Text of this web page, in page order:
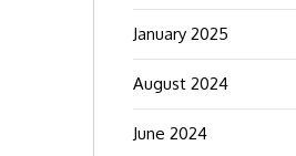
January 2025
August 2024
June 2024